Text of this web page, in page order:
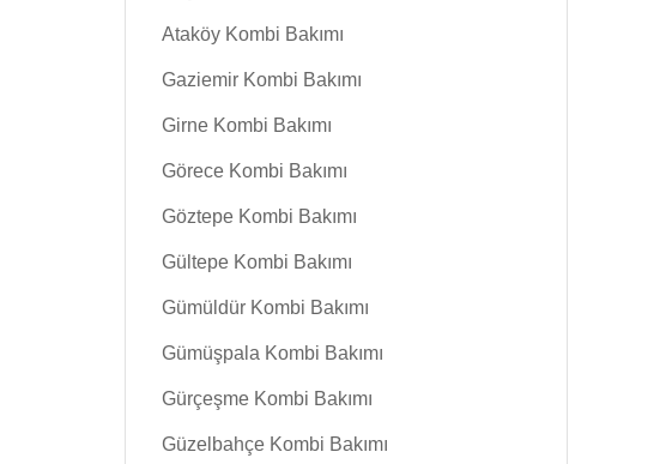
Ataköy Kombi Bakımı
Gaziemir Kombi Bakımı
Girne Kombi Bakımı
Görece Kombi Bakımı
Göztepe Kombi Bakımı
Gültepe Kombi Bakımı
Gümüldür Kombi Bakımı
Gümüşpala Kombi Bakımı
Gürçeşme Kombi Bakımı
Güzelbahçe Kombi Bakımı